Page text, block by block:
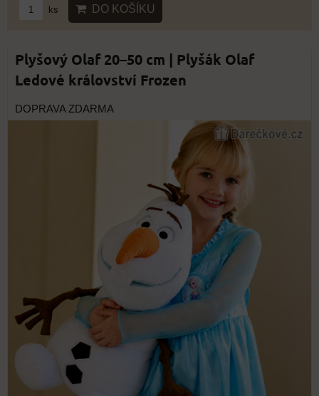
ks DO KOŠÍKU
Plyšový Olaf 20–50 cm | Plyšák Olaf
Ledové království Frozen
DOPRAVA ZDARMA